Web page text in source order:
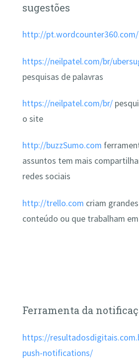
sugestões
http://pt.wordcounter360.com/
https://neilpatel.com/br/
pesquisas de palavras
https://neilpatel.com/br/
o site
http://buzzSumo.com
assuntos tem mais
redes sociais
http://trello.com criam
conteúdo ou que trabalham
Ferramenta da
https://
push-notifications/